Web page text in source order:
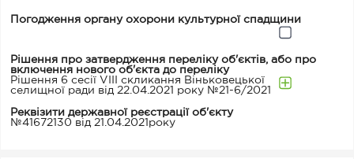
Погодження органу охорони культурної спадщини
Рішення про затвердження переліку об'єктів, або про
включення нового об'єкта до переліку
Рішення 6 сесії VIII скликання Віньковецької
селищної ради від 22.04.2021 року №21-6/2021
Реквізити державної реєстрації об'єкту
№41672130 від 21.04.2021року